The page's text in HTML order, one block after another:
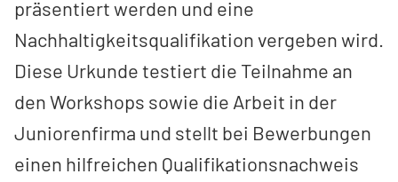
präsentiert werden und eine
Nachhaltigkeitsqualifikation vergeben wird.
Diese Urkunde testiert die Teilnahme an
den Workshops sowie die Arbeit in der
Juniorenfirma und stellt bei Bewerbungen
einen hilfreichen Qualifikationsnachweis